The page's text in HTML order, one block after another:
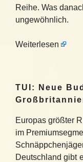
Reihe. Was
ungewöhnlich.
Weiterlesen
TUI: Neue
Europas größter
im
Deutschland gibt